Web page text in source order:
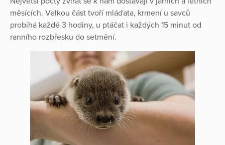
měsících. Velkou část tvoří mláďata, krmení u savců
probíhá každé 3 hodiny, u ptáčat i každých 15 minut od
ranního rozbřesku do setmění.